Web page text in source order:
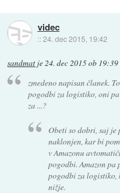
videc
::24. dec 2015, 19:42
sandmat je 24. dec 2015 ob 19:39
zmedeno napisan članek.
pogodbi za logistiko, oni
za ...?
Obeti so dobri, saj je
naklonjen, kar bi
v Amazonu
pogodbi. Amazon
pogodbi za logistiko,
nižje.